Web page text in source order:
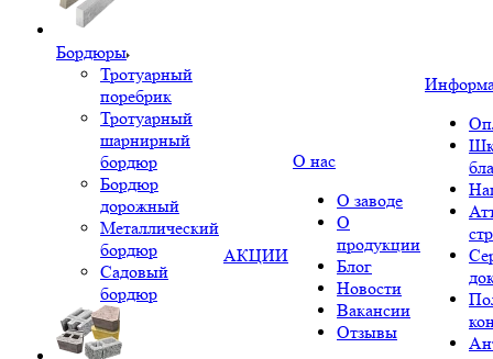
Бордюры
Тротуарный
поребрик
Тротуарный
шарнирный
бордюр
Бордюр
дорожный
Металлический
бордюр
Садовый
бордюр
АКЦИИ
О нас
О заводе
О
продукции
Блог
Новости
Вакансии
Отзывы